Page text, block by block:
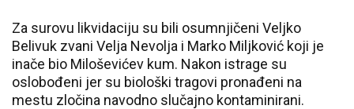
Za surovu likvidaciju su bili osumnjičeni Veljko
Belivuk zvani Velja Nevolja i Marko Miljković koji je
inače bio Miloševićev kum. Nakon istrage su
oslobođeni jer su biološki tragovi pronađeni na
mestu zločina navodno slučajno kontaminirani.